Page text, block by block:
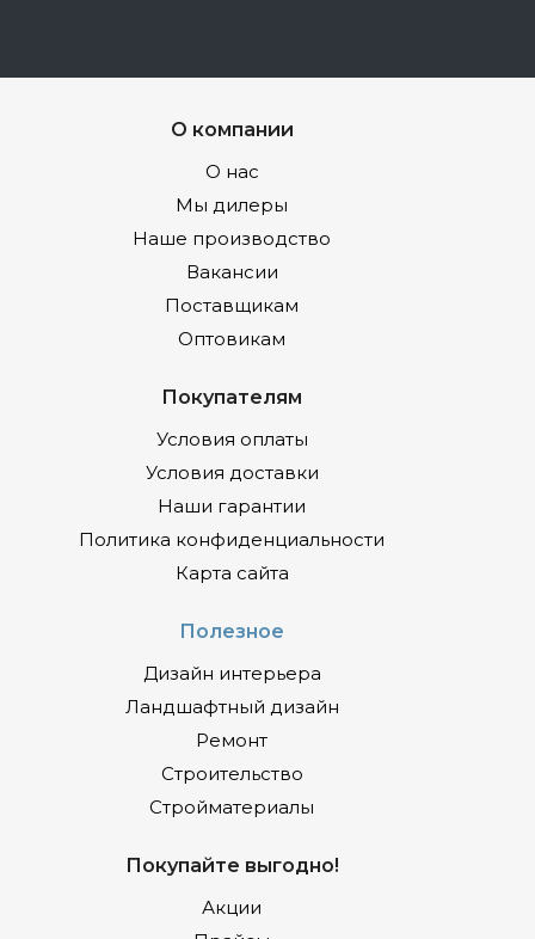
О компании
О нас
Мы дилеры
Наше производство
Вакансии
Поставщикам
Оптовикам
Покупателям
Условия оплаты
Условия доставки
Наши гарантии
Политика конфиденциальности
Карта сайта
Полезное
Дизайн интерьера
Ландшафтный дизайн
Ремонт
Строительство
Стройматериалы
Покупайте выгодно!
Акции